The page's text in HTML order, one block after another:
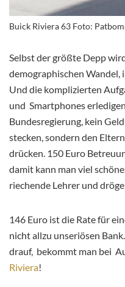
Buick Riviera 63 Foto:
Selbst der größte Depp
demographischen Wandel,
Und die komplizierten
und Smartphones
Bundesregierung, kein
stecken, sondern den
drücken. 150 Euro
damit kann man viel
riechende Lehrer und
146 Euro ist die Rate für
nicht allzu unseriösen
drauf, bekommt man bei
Riviera!